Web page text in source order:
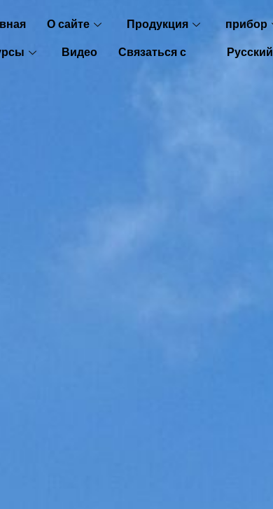
О сайте Продукция прибор
Видео Связаться с Русский